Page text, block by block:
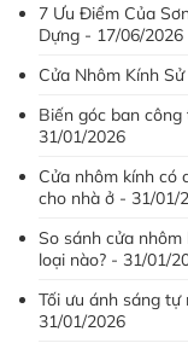
7 Ưu Điểm Của
Dựng - 17/06/2026
Cửa Nhôm Kính
Biến góc ban
31/01/2026
Cửa nhôm kính có
cho nhà ở - 31/01/
So sánh cửa
loại nào? - 31/01/
Tối ưu ánh sáng
31/01/2026